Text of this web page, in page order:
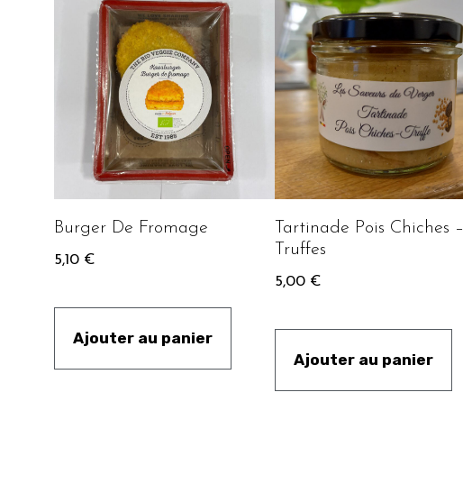
Burger De Fromage
5,10 €
Ajouter au panier
Tartinade Pois Chiches –
Truffes
5,00 €
Ajouter au panier